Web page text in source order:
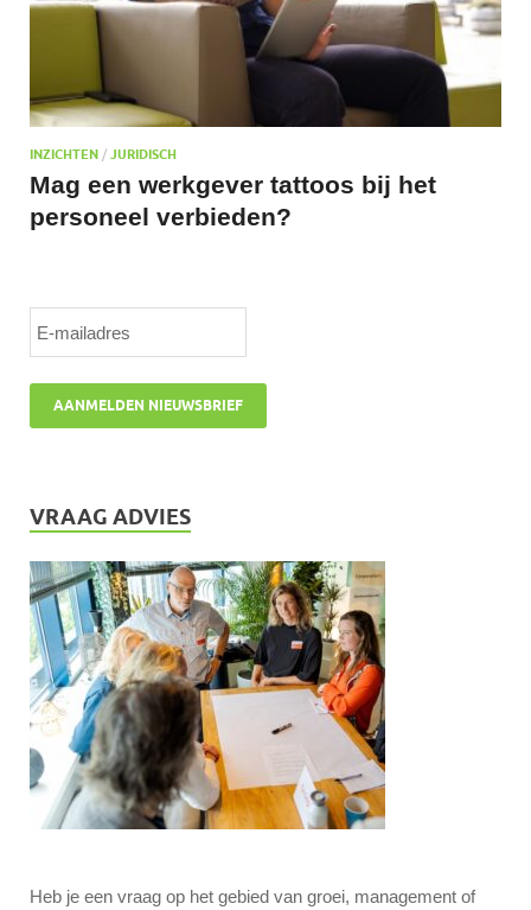
INZICHTEN / JURIDISCH
Mag een werkgever tattoos bij het
personeel verbieden?
VRAAG ADVIES
Heb je een vraag op het gebied van groei, management of